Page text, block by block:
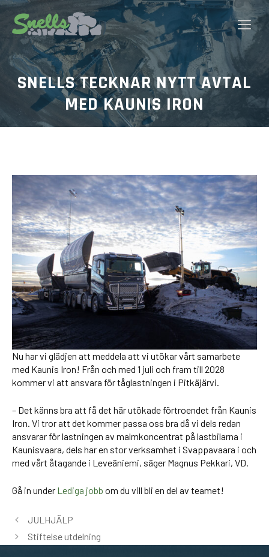
Hoppa
innehåll
SNELLS TECKNAR NYTT AVTAL
MED KAUNIS IRON
Nu har vi glädjen att meddela att vi utökar vårt samarbete
med Kaunis Iron! Från och med 1 juli och fram till 2028
kommer vi att ansvara för tåglastningen i Pitkäjärvi.
– Det känns bra att få det här utökade förtroendet från Kaunis
Iron. Vi tror att det kommer passa oss bra då vi dels redan
ansvarar för lastningen av malmkoncentrat på lastbilarna i
Kaunisvaara, dels har en stor verksamhet i Svappavaara i och
med vårt åtagande i Leveäniemi, säger Magnus Pekkari, VD.
Gå in under Lediga jobb om du vill bli en del av teamet!
JULHJÄLP
Stiftelse utdelning